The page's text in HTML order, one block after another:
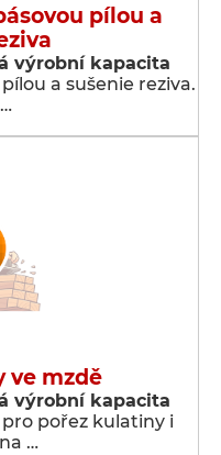
pílou a
výrobní kapacita
a sušenie reziva.
ve mzdě
výrobní kapacita
pořez kulatiny i
…